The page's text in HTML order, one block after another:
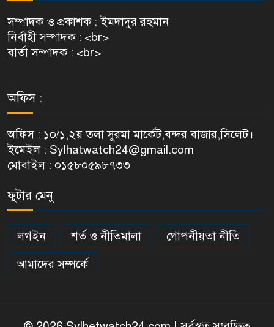
সম্পাদক ও প্রকাশক : ইমদাদুর রহমান
নির্বাহী সম্পাদক : <br>
বার্তা সম্পাদক : <br>
অফিস :
অফিস : ১০/১,২য় তলা সুরমা মার্কেট,বন্দর বাজার,সিলেট।
ইমেইল : Sylhatwatch24@gmail.com
মোবাইল : ০১৫৮০৫৯৮৭৩৩
ফুটার মেনু
লগইন শর্ত ও নীতিমালা
গোপনীয়তা নীতি
আমাদের সম্পর্কে